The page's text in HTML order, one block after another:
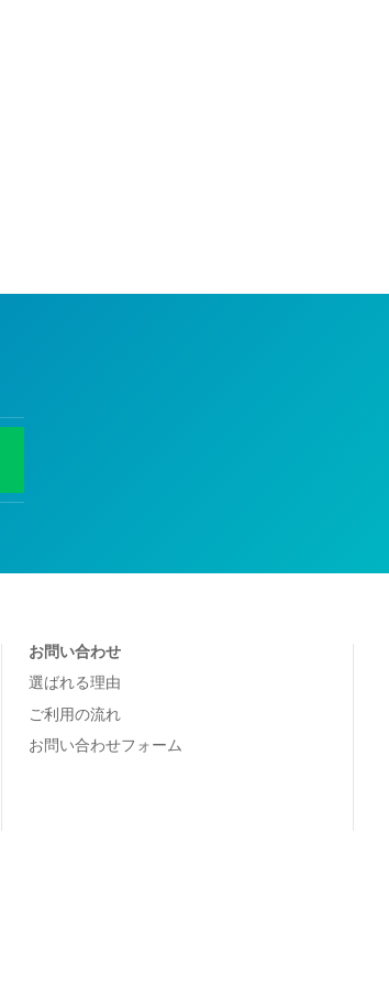
お問い合わせ
選ばれる理由
ご利用の流れ
お問い合わせフォーム